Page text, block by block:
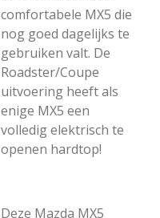
comfortabele MX5 die
nog goed dagelijks te
gebruiken valt. De
Roadster/Coupe
uitvoering heeft als
enige MX5 een
volledig elektrisch te
openen hardtop!
Deze Mazda MX5